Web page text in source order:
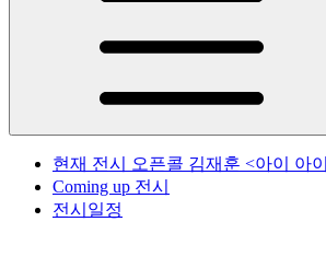
현재 전시 오픈콜 김재훈 <아이 아
Coming up 전시
전시일정